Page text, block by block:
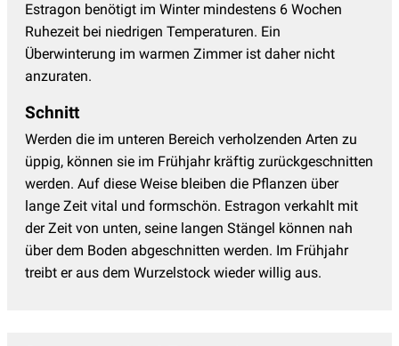
Estragon benötigt im Winter mindestens 6 Wochen
Ruhezeit bei niedrigen Temperaturen. Ein
Überwinterung im warmen Zimmer ist daher nicht
anzuraten.
Schnitt
Werden die im unteren Bereich verholzenden Arten zu
üppig, können sie im Frühjahr kräftig zurückgeschnitten
werden. Auf diese Weise bleiben die Pflanzen über
lange Zeit vital und formschön. Estragon verkahlt mit
der Zeit von unten, seine langen Stängel können nah
über dem Boden abgeschnitten werden. Im Frühjahr
treibt er aus dem Wurzelstock wieder willig aus.